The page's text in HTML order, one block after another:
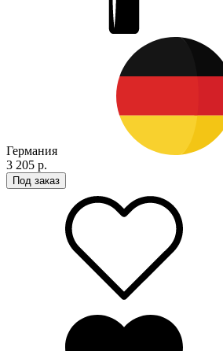
Германия
3 205 р.
Под заказ